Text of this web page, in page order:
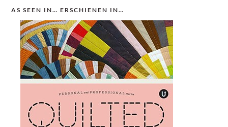
AS SEEN IN… ERSCHIENEN IN…